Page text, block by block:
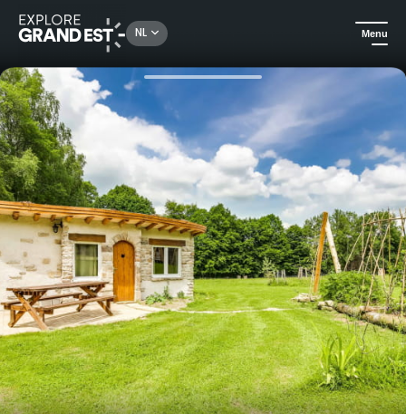
NL Menu
Kijk je ogen uit in de Grand Est De Stenen Hut - De Verbamont Glade